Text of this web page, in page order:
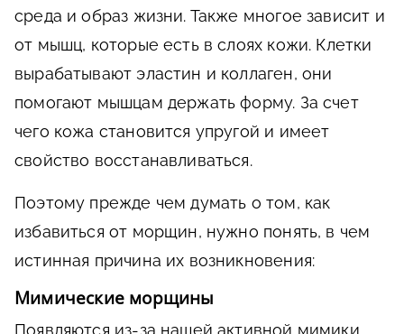
среда и образ жизни. Также многое зависит и
от мышц, которые есть в слоях кожи. Клетки
вырабатывают эластин и коллаген, они
помогают мышцам держать форму. За счет
чего кожа становится упругой и имеет
свойство восстанавливаться.
Поэтому прежде чем думать о том, как
избавиться от морщин, нужно понять, в чем
истинная причина их возникновения:
Мимические морщины